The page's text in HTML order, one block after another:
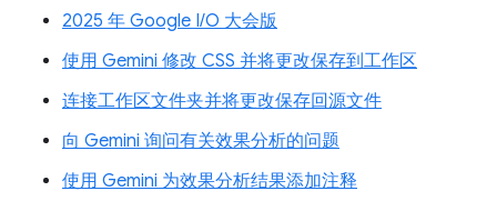
2025 年 Google I/O 大会版
使用 Gemini 修改 CSS 并将更改保存到工作区
连接工作区文件夹并将更改保存回源文件
向 Gemini 询问有关效果分析的问题
使用 Gemini 为效果分析结果添加注释